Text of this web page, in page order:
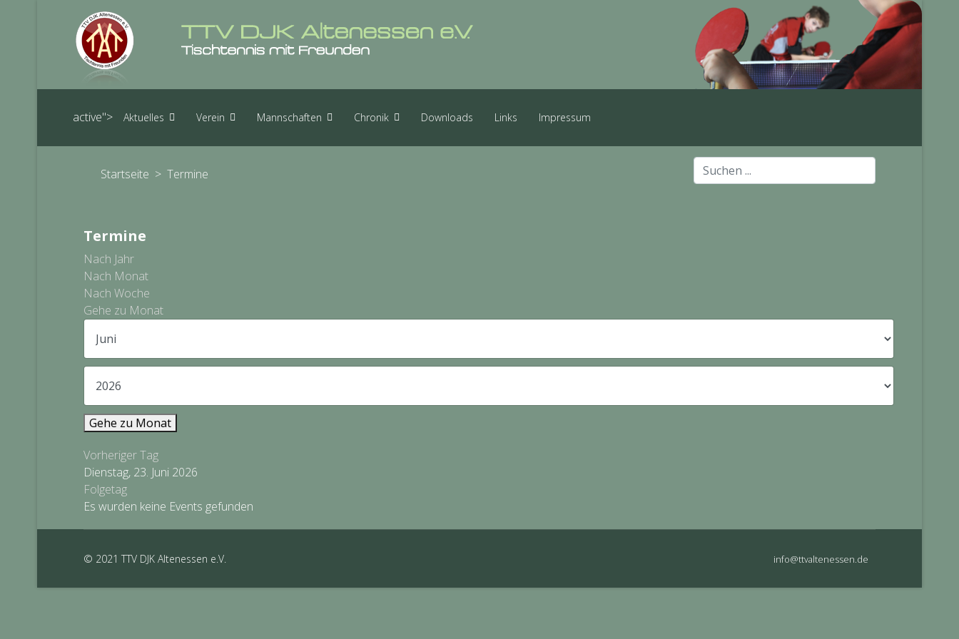
active"> Aktuelles Verein Mannschaften Chronik Downloads Links Impressum
Startseite > Termine
Suchen
...
Termine
Nach Jahr
Nach Monat
Nach Woche
Gehe zu Monat
Gehe zu Monat
Vorheriger Tag
Dienstag, 23. Juni 2026
Folgetag
Es wurden keine Events gefunden
© 2021 TTV DJK Altenessen e.V. info@ttvaltenessen.de